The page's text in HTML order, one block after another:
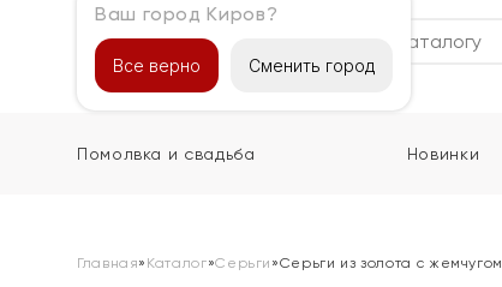
Ваш город Киров?
Все верно Сменить город
Каталог
Помолвка и свадьба Новинки
Главная» Каталог»Серьги »Серьги из золота с жемчугом